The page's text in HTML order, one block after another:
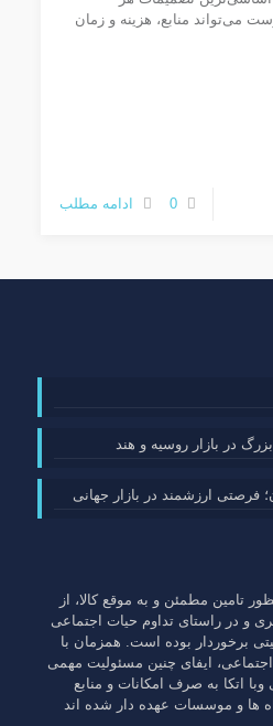
می‌تواند منابع، هزینه و زمان
0 ادامه مطلب
در بازار روسیه و هند
فرصتی ارزشمند در بازار جهانی
تامین مطمئن و به موقع کالا، از
و در راستای تداوم حیات اجتماعی
برخوردار بوده است. همزمان با
ایفای چنین مسئولیت مهمی
وبا اتکا به صرف امکانات و منابع
ها و موسسات عهده دار شده اند